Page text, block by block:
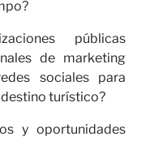
públicas
de marketing
sociales para
turístico?
y oportunidades